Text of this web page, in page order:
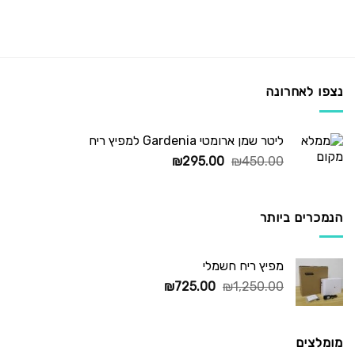
נצפו לאחרונה
ליטר שמן ארומטי Gardenia למפיץ ריח
₪450.00
המחיר
₪295.00
המחיר
הנמכרים ביותר
מפיץ ריח חשמלי
₪1,250.00
המחיר
₪725.00
המחיר
מומלצים